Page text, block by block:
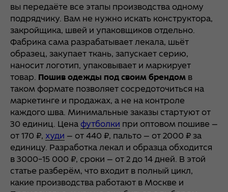
вы передаёте все этапы производства одному
подрядчику. Вам не нужно искать конструктора,
закройщика, швей и упаковщиков отдельно.
Фабрика сама разрабатывает лекала, шьёт
образец, закупает ткань, запускает серию,
наносит логотип, упаковывает и маркирует
товар. Пошив одежды под своим брендом в
таком формате позволяет сосредоточиться на
маркетинге и продажах, а не на контроле
каждого шва. Минимальные заказы стартуют от
30 единиц. Цена футболки при оптовом пошиве —
от 170 ₽, худи — от 440 ₽, пальто — от 2000 ₽ за
единицу. Разработка лекал и образца обходится
в 3000–15 000 ₽, сроки — от 2 до 14 дней. В этой
статье разберём, что входит в полный цикл,
какие производства работают в Москве и